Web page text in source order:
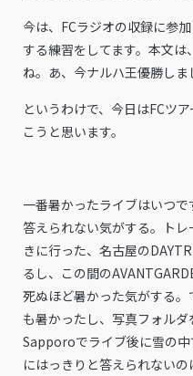
今は、FCラジオの収録に参
する練習をしてます。本文
ね。あ、今ナルハ王優勝しま
というわけで、今日はFCツ
こうと思います。
一番暑かったライブはいつ
答えられない気がする。ト
きに行った、名古屋の
るし、この間の
死ぬほど暑かった気がする
も暑かったし、写真フォル
Sapporoでライブ後に雪の
にはっきりと答えられない